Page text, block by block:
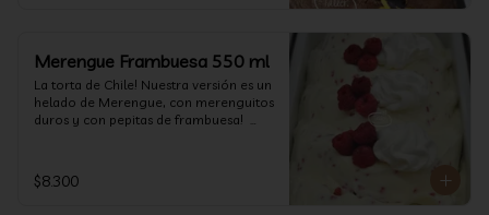
Merengue Frambuesa 550 ml
La torta de Chile! Nuestra versión es un
helado de Merengue, con merenguitos
duros y con pepitas de frambuesa!
$8.300